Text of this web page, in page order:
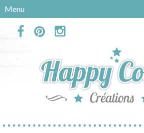
Menu
Panneau de gestion des cookies